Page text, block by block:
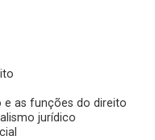
e as funções do direito
jurídico